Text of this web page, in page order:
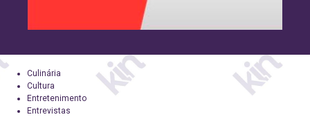
Culinária
Cultura
Entretenimento
Entrevistas